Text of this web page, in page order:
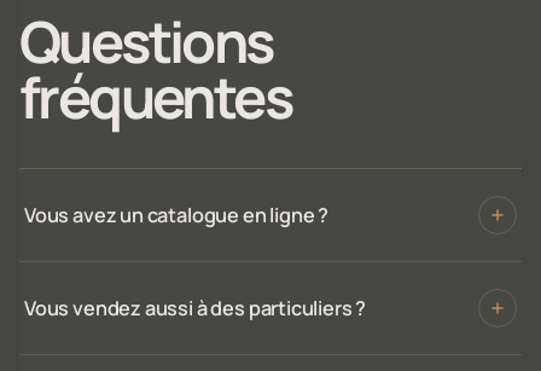
Questions
fréquentes
Vous avez un catalogue en ligne ?
Vous vendez aussi à des particuliers ?